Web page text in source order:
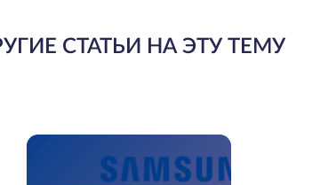
СТАТЬИ НА ЭТУ ТЕМУ